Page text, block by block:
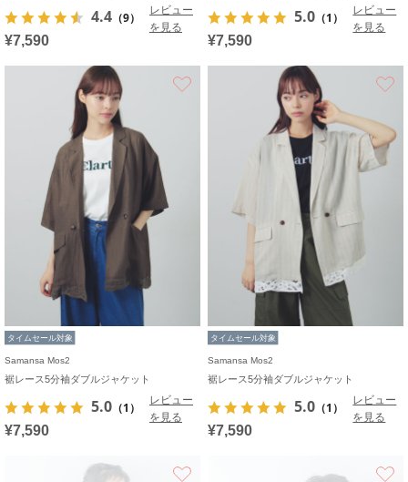
4.4 （9）
レビュー
を見る
¥7,590
5.0 （1）
レビュー
を見る
¥7,590
タイムセール対象
Samansa Mos2
裾レース5分袖ダブルジャケット
5.0 （1）
レビュー
を見る
¥7,590
タイムセール対象
Samansa Mos2
裾レース5分袖ダブルジャケット
5.0 （1）
レビュー
を見る
¥7,590